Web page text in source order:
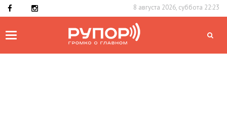
8 августа 2026, суббота 22:23
Toggle